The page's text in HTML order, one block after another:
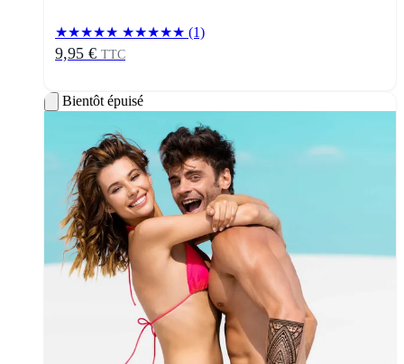
★★★★★ ★★★★★ (1)
9,95 € TTC
Bientôt épuisé